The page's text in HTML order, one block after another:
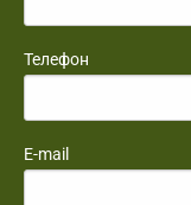
Телефон
E-mail